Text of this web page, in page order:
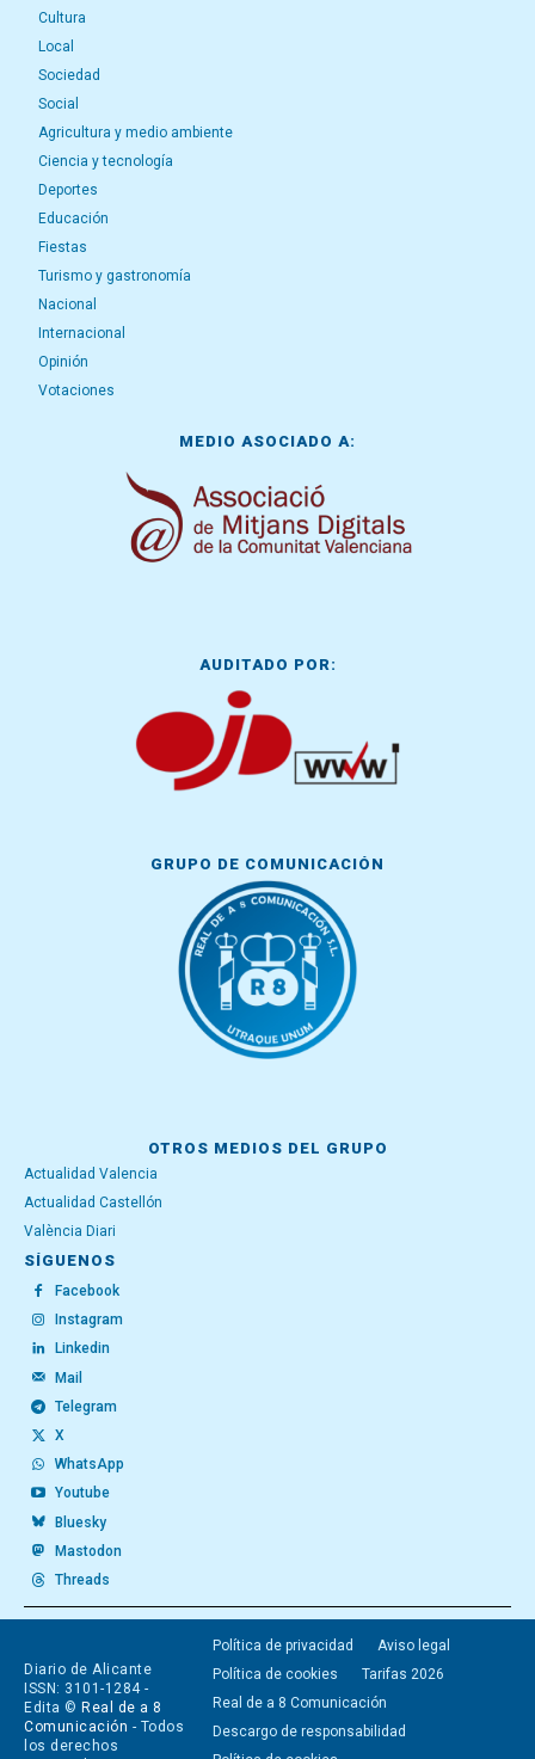
Cultura
Local
Sociedad
Social
Agricultura y medio ambiente
Ciencia y tecnología
Deportes
Educación
Fiestas
Turismo y gastronomía
Nacional
Internacional
Opinión
Votaciones
MEDIO ASOCIADO A:
AUDITADO POR:
GRUPO DE COMUNICACIÓN
OTROS MEDIOS DEL GRUPO
Actualidad Valencia
Actualidad Castellón
València Diari
SÍGUENOS
Facebook
Instagram
Linkedin
Mail
Telegram
X
WhatsApp
Youtube
Bluesky
Mastodon
Threads
Diario de Alicante
ISSN: 3101-1284 -
Edita © Real de a 8
Comunicación - Todos
los derechos
Política de privacidad
Aviso legal
Política de cookies
Tarifas 2026
Real de a 8 Comunicación
Descargo de responsabilidad